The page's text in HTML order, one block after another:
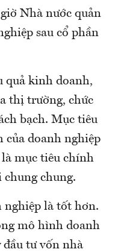
Nhà nước quản
sau cổ phần
quả kinh doanh,
thị trường, chức
bạch. Mục tiêu
của doanh nghiệp
mục tiêu chính
chung.
nghiệp là tốt hơn.
mô hình doanh
đầu tư vốn nhà